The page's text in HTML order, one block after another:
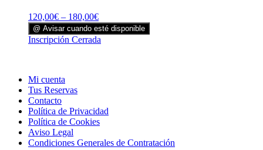
la
página
120,00€ – 180,00€
@ Avisar cuando esté disponible
Inscripción Cerrada
se
en
Mi cuenta
Tus Reservas
Contacto
Política de Privacidad
Política de Cookies
Aviso Legal
Condiciones Generales de Contratación